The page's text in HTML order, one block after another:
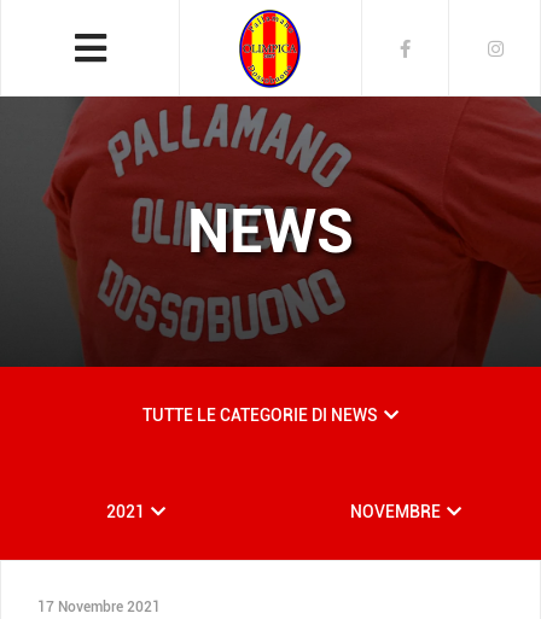
NEWS
TUTTE LE CATEGORIE DI NEWS
2021 NOVEMBRE
17 Novembre 2021